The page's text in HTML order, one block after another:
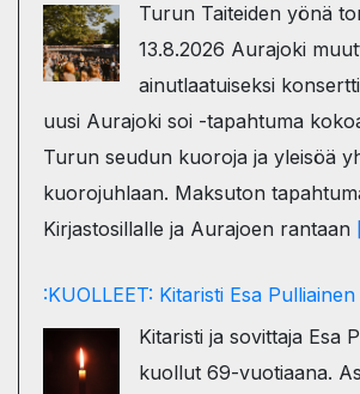
Turun Taiteiden yönä
13.8.2026 Aurajoki
ainutlaatuiseksi
uusi Aurajoki soi -tapahtuma
Turun seudun kuoroja ja yleisöä
kuorojuhlaan. Maksuton
Kirjastosillalle ja Aurajoen rantaan
:KUOLLEET: Kitaristi Esa
Kitaristi ja sovittaja Esa
kuollut 69-vuotiaana.